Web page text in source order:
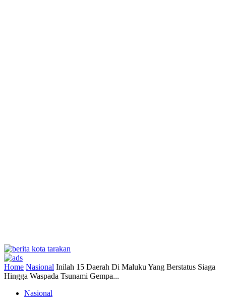
Home Nasional Inilah 15 Daerah Di Maluku Yang Berstatus Siaga
Hingga Waspada Tsunami Gempa...
Nasional